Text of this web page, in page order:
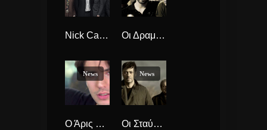
Nick Cave & The Bad Seeds : Έρχονται! Οι Δραμαμίνη μας το λένε, «Όταν Δίπλα Μου Δεν Ήταν Κανείς»
News
Ο Άρις Πετράκης ξεκινά «Ως Το Τέρμα»
News
Οι Σταύρος Σιόλας και Μανώλης Μητσιάς αφιερώνουν ένα τραγούδι στη «Μάνα»